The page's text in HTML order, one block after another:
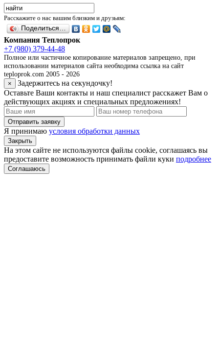
Расскажите о нас вашим близким и друзьям:
Поделиться…
Компания Теплопрок
+7 (980) 379-44-48
Полное или частичное копирование материалов запрещено, при
использовании материалов сайта необходима ссылка на сайт
teploprok.com 2005 - 2026
×
Задержитесь на секундочку!
Оставьте Ваши контакты и наш специалист расскажет Вам о
действующих акциях и специальных предложениях!
Отправить заявку
Я принимаю условия обработки данных
Закрыть
На этом сайте не используются файлы cookie, соглашаясь вы
предоставите возможность принимать файли куки подробнее
Соглашаюсь